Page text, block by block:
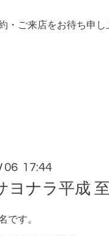
・ご来店をお待ち申し
/ 06 17:44
ヨナラ平成
です。